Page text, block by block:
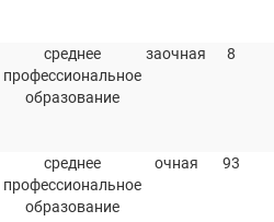
среднее
профессиональное
образование
заочная 8
среднее
профессиональное
образование
очная 93